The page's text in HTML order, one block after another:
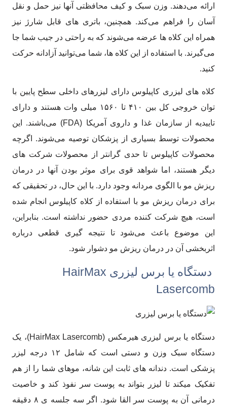
ارائه می‌دهند. وزن سبک و کیف محافظتی آنها نیز حمل و نقل
آسان را فراهم می‌کند. همچنین، باتری های قابل شارژ نیز
همراه این کلاه ها عرضه می‌شوند که به راحتی در جیب شما جا
می‌گیرند. با استفاده از این کلاه ها، شما می‌توانید آزادانه حرکت
کنید.
کلاه های لیزری کاپیلوس دارای لیزرهای داخلی سطح پایین با
توان خروجی کل بین ۴۱۰ تا ۱۵۶۰ میلی وات هستند و دارای
تاییدیه از سازمان غذا و داروی آمریکا (FDA) می‌باشند. این
محصولات توسط بسیاری از پزشکان توصیه می‌شوند. اگرچه
محصولات کاپیلوس تا حدی گرانتر از محصولات شرکت های
دیگر هستند، اما شواهد قوی برای موثر بودن آنها در درمان
ریزش مو با الگوی مردانه وجود دارد. با این حال، در تحقیقی که
برای درمان ریزش مو با استفاده از کلاه کاپیلوس انجام شده
است، هیچ شرکت کننده مردی حضور نداشته است. بنابراین،
این موضوع باعث می‌شود تا نتیجه گیری قطعی درباره
اثربخشی آن در درمان ریزش مو دشوار شود.
دستگاه یا برس لیزری HairMax
Lasercomb
دستگاه یا برس لیزری هیرمکس (HairMax Lasercomb)، یک
دستگاه سبک وزن و دستی است که شامل ۱۲ درجه لیزر
پزشکی است. دندانه های ثابت این شانه، موهای شما را از هم
تفکیک میکند تا لیزر بتواند به پوست سر نفوذ کند و خاصیت
درمانی آن به پوست سر القا شود. اگر سه جلسه ی ۸ دقیقه